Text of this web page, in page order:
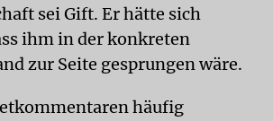
sei Gift. Er hätte sich
ihm in der konkreten
zur Seite gesprungen wäre.
häufig